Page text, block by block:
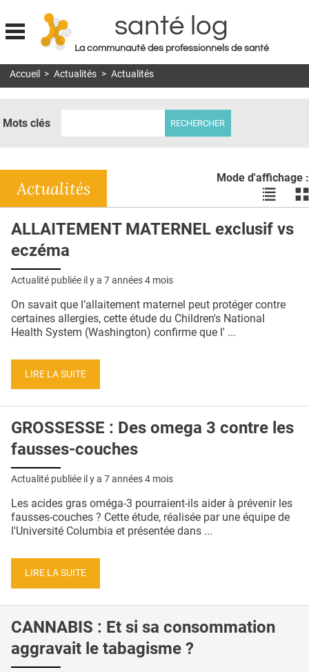
Jump to navigation
santé log
La communauté des professionnels de santé
MON COMPTE
DOSSIERS
RÉSEAUX
E-REVUE SAD
QUI SOMMES-NOUS ?
CONDITIONS GÉNÉRALES
CRÉDITS
Accueil > Actualités > Actualités
Mots clés
Mode d'affichage :
Voir
les
en
les
Actualités
ALLAITEMENT MATERNEL exclusif vs
eczéma
Actualité publiée il y a 7 années 4 mois
On savait que l’allaitement maternel peut protéger contre
certaines allergies, cette étude du Children's National
Health System (Washington) confirme que l' ...
LIRE LA SUITE
GROSSESSE : Des omega 3 contre les
fausses-couches
Actualité publiée il y a 7 années 4 mois
Les acides gras oméga-3 pourraient-ils aider à prévenir les
fausses-couches ? Cette étude, réalisée par une équipe de
l'Université Columbia et présentée dans ...
LIRE LA SUITE
CANNABIS : Et si sa consommation
aggravait le tabagisme ?